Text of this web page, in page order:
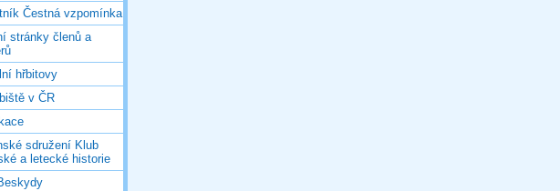
Čestná vzpomínka
stránky členů a
hřbitovy
v ČR
sdružení Klub
a letecké historie